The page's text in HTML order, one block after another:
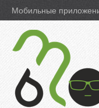
Мобильные